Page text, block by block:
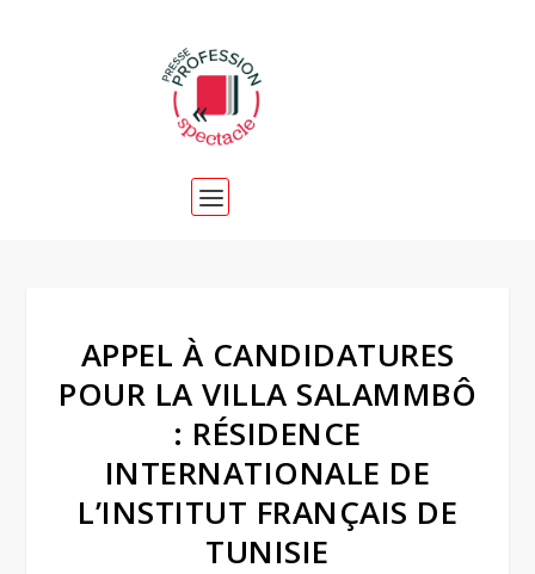
APPEL À CANDIDATURES
POUR LA VILLA SALAMMBÔ
: RÉSIDENCE
INTERNATIONALE DE
L’INSTITUT FRANÇAIS DE
TUNISIE